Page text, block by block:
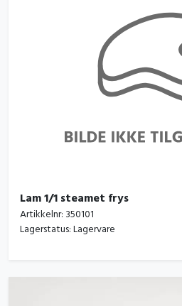
Lam 1/1 steamet frys
Artikkelnr: 350101
Lagerstatus:Lagervare